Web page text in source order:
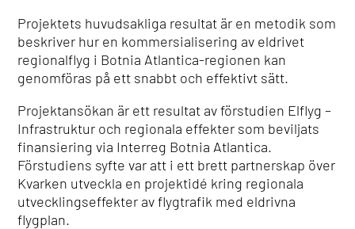
Projektets huvudsakliga resultat är en metodik som
beskriver hur en kommersialisering av eldrivet
regionalflyg i Botnia Atlantica-regionen kan
genomföras på ett snabbt och effektivt sätt.
Projektansökan är ett resultat av förstudien Elflyg –
Infrastruktur och regionala effekter som beviljats
finansiering via Interreg Botnia Atlantica.
Förstudiens syfte var att i ett brett partnerskap över
Kvarken utveckla en projektidé kring regionala
utvecklingseffekter av flygtrafik med eldrivna
flygplan.